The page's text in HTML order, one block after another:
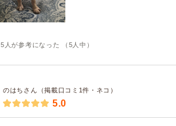
5 人が参考になった （ 5 人中）
のはちさん（掲載口コミ1件・ネコ）
5.0